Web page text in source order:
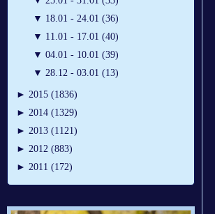
▼ 18.01 - 24.01 (36)
▼ 11.01 - 17.01 (40)
▼ 04.01 - 10.01 (39)
▼ 28.12 - 03.01 (13)
► 2015 (1836)
► 2014 (1329)
► 2013 (1121)
► 2012 (883)
► 2011 (172)